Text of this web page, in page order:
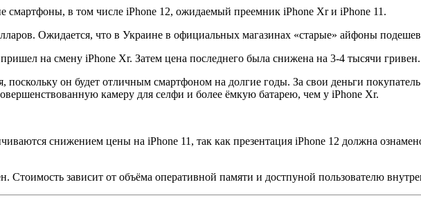
смартфоны, в том числе iPhone 12, ожидаемый преемник iPhone Xr и iPhone 11.
Ожидается, что в Украине в официальных магазинах «старые» айфоны
на смену iPhone Xr. Затем цена последнего была снижена на 3-4 тысячи гривен.
поскольку он будет отличным смартфоном на долгие годы. За свои деньги
камеру для селфи и более ёмкую батарею, чем у iPhone Xr.
снижением цены на iPhone 11, так как презентация iPhone 12 должна
Стоимость зависит от объёма оперативной памяти и достпуной пользователю